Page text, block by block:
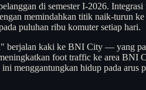
di semester I-2026.
memindahkan titik naik-turun
puluhan ribu komuter setiap hari.
berjalan kaki ke BNI City — yang
foot traffic ke area BNI
menggantungkan hidup pada arus